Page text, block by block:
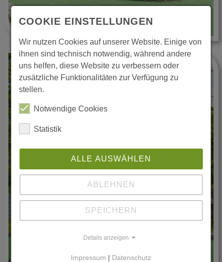
COOKIE EINSTELLUNGEN
Wir nutzen Cookies auf unserer Website. Einige von
ihnen sind technisch notwendig, während andere
uns helfen, diese Website zu verbessern oder
zusätzliche Funktionalitäten zur Verfügung zu
stellen.
Notwendige Cookies
Statistik
ALLE AUSWÄHLEN
ABLEHNEN
SPEICHERN
Details anzeigen
Impressum | Datenschutz